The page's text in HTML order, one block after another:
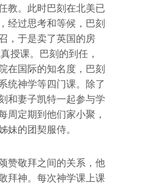
教。此时巴刻在北美已
经过思考和等候，巴刻
，于是卖了英国的房
授课。巴刻的到任，
在国际的知名度，巴刻
统神学等四门课。除了
和妻子凯特一起参与学
周定期到他们家小聚，
妹的团契服侍。
赞敬拜之间的关系，他
拜神。每次神学课上课